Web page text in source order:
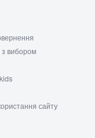
вибором
сайту